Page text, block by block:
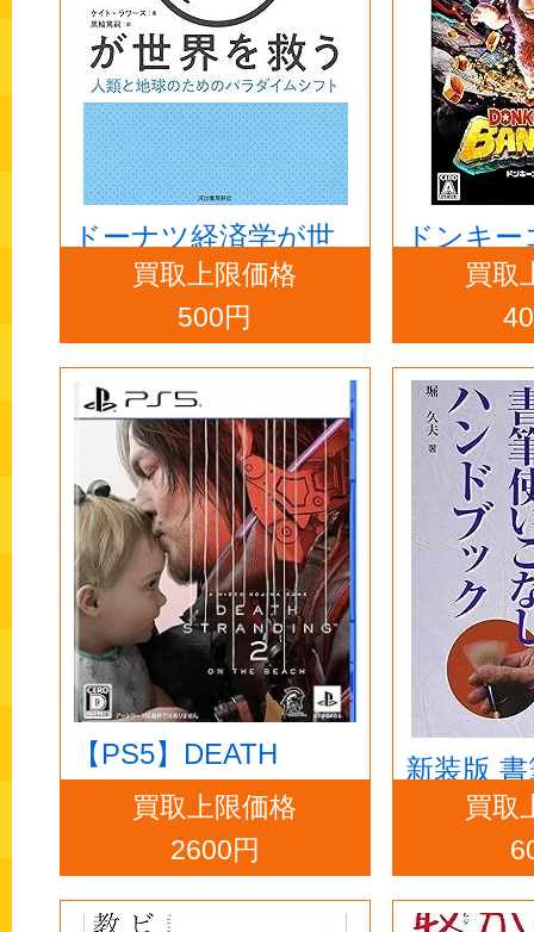
ドーナツ経済学が世
界を救う
買取上限価格
500円
ドンキ
ンザ -買取
【PS5】DEATH
STRANDING 2: ON
THE BEACH
買取上限価格
2600円
新装版
しハン
買取